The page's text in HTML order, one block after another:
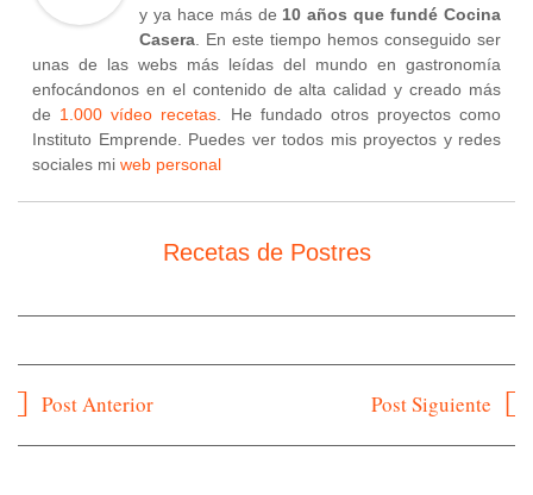
y ya hace más de 10 años que fundé Cocina
Casera . En este tiempo hemos conseguido ser
unas de las webs más leídas del mundo en gastronomía
enfocándonos en el contenido de alta calidad y creado más
de 1.000 vídeo recetas . He fundado otros proyectos como
Instituto Emprende. Puedes ver todos mis proyectos y redes
sociales mi web personal
Recetas de Postres
Navegación
Post Anterior Post Siguiente